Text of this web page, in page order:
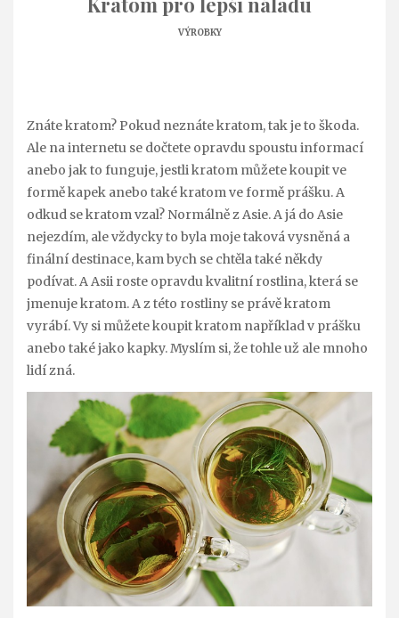
VÝROBKY
Znáte kratom? Pokud neznáte kratom, tak je to škoda.
Ale na internetu se dočtete opravdu spoustu informací
anebo jak to funguje, jestli kratom můžete koupit ve
formě kapek anebo také kratom ve formě prášku. A
odkud se kratom vzal? Normálně z Asie. A já do Asie
nejezdím, ale vždycky to byla moje taková vysněná a
finální destinace, kam bych se chtěla také někdy
podívat. A Asii roste opravdu kvalitní rostlina, která se
jmenuje kratom. A z této rostliny se právě kratom
vyrábí. Vy si můžete koupit kratom například v prášku
anebo také jako kapky. Myslím si, že tohle už ale mnoho
lidí zná.